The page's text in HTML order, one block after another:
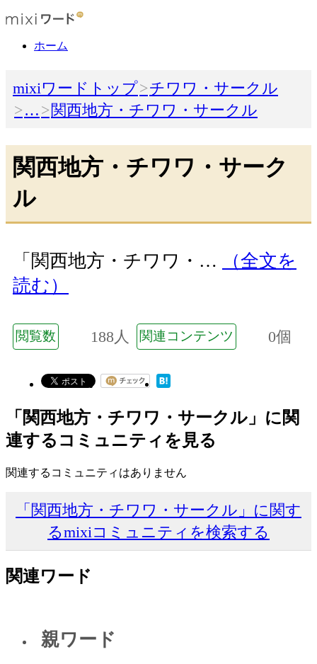
ホーム
mixiワードトップ
チワワ・サークル
…
関西地方・チワワ・サークル
関西地方・チワワ・サーク
ル
「関西地方・チワワ・…
（全文を
読む）
閲覧数 188人 関連コンテンツ 0個
「関西地方・チワワ・サークル」に関
連するコミュニティを見る
関連するコミュニティはありません
「関西地方・チワワ・サークル」に関す
るmixiコミュニティを検索する
関連ワード
親ワード